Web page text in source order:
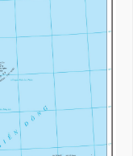
công tác người
ba trụ cột:
hóa-du lịch,